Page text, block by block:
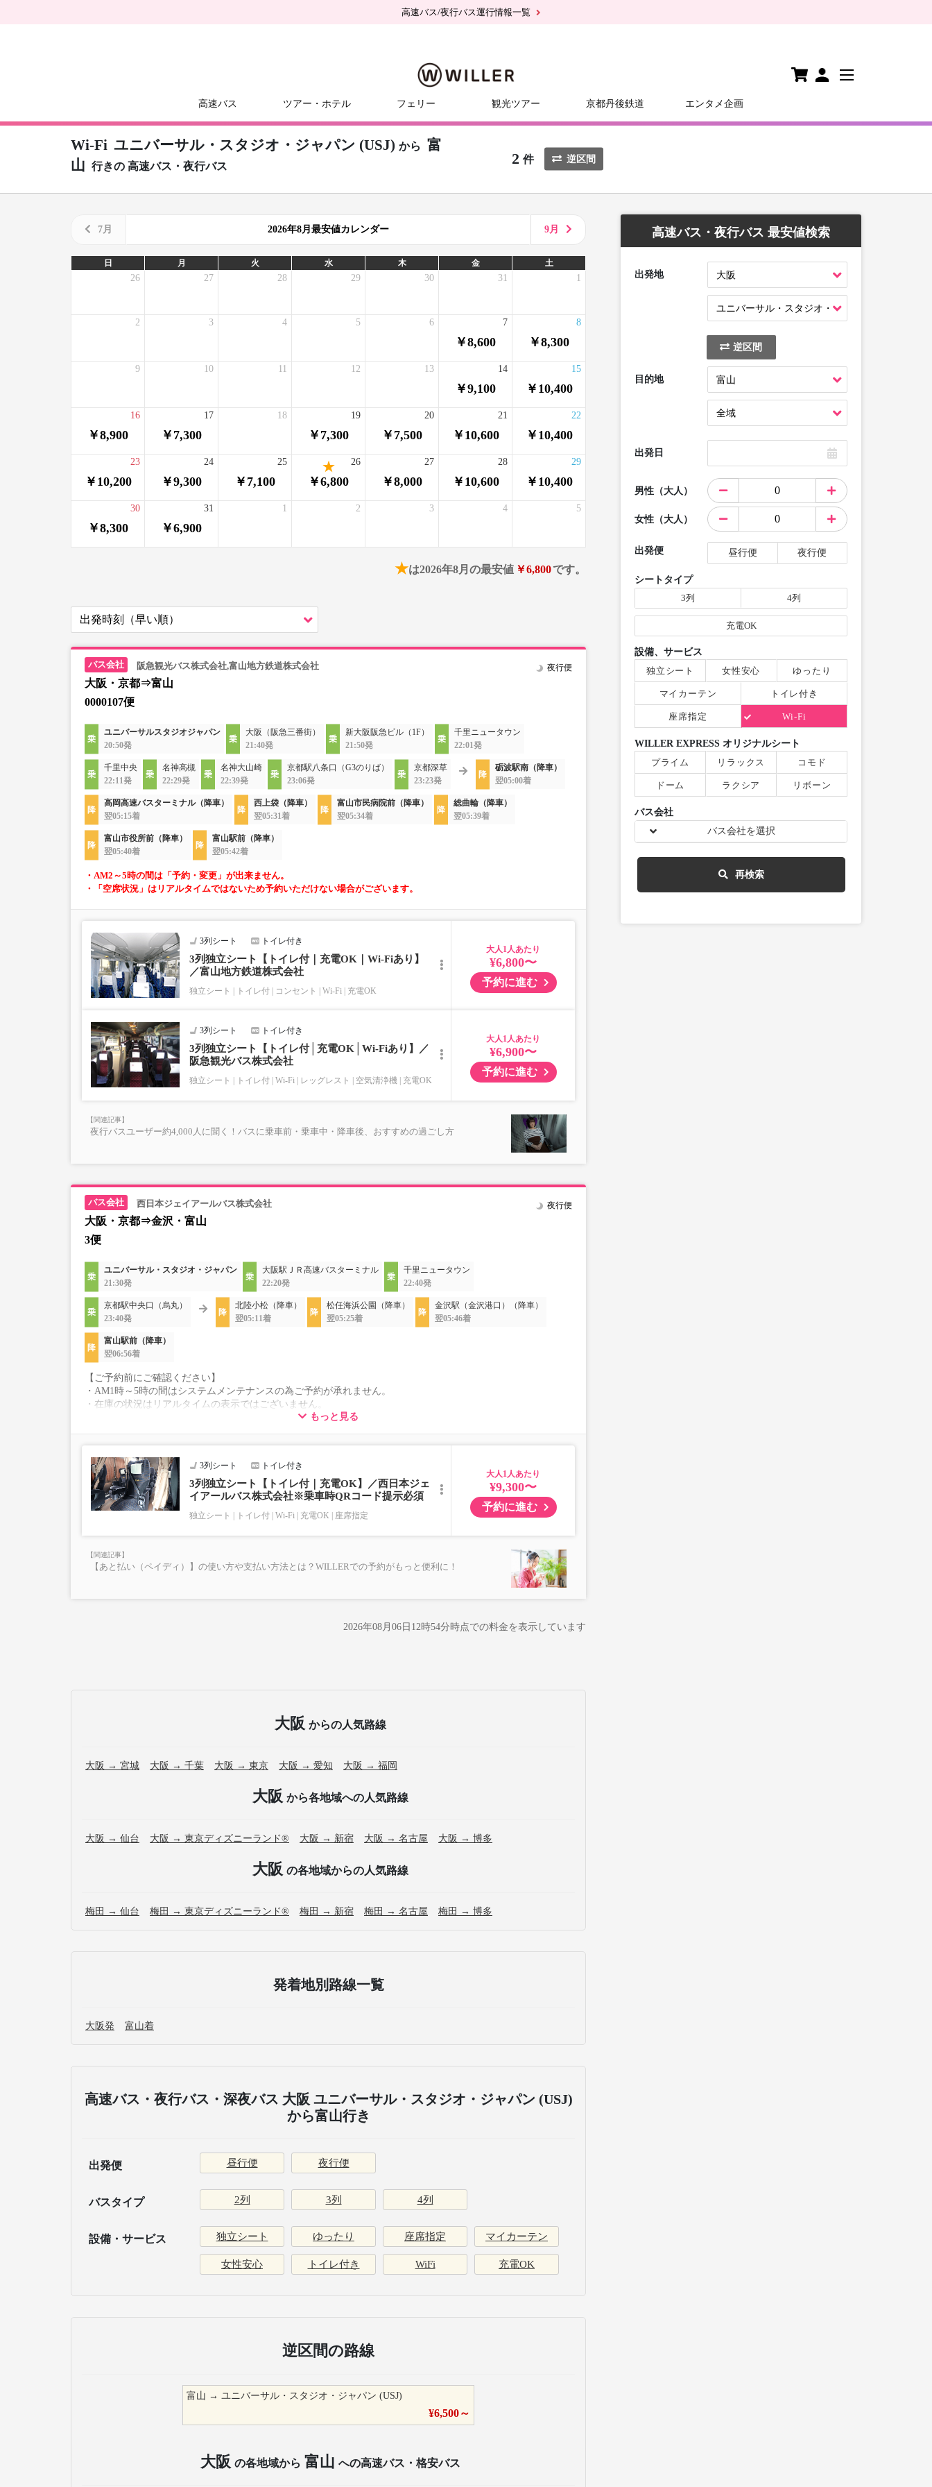
高速バス/夜行バス運行情報一覧
高速バス ツアー・ホテル フェリー 観光ツアー 京都丹後鉄道 エンタメ企画
Wi-Fi ユニバーサル・スタジオ・ジャパン (USJ) から
富
山 行きの 高速バス・夜行バス 2 件 逆区間
7月 2026年8月最安値カレンダー 9月
日 月 火 水 木 金 土
26 27 28 29 30 31 1
2 3 4 5 6
￥8,600
7
￥8,300
8
9 10 11 12 13
￥9,100
14
￥10,400
15
￥8,900
16
￥7,300
17 18
￥7,300
19
￥7,500
20
￥10,600
21
￥10,400
22
￥10,200
23
￥9,300
24
￥7,100
25
￥6,800
26
￥8,000
27
￥10,600
28
￥10,400
29
￥8,300
30
￥6,900
31 1 2 3 4 5
★は2026年8月の最安値 ￥6,800です。
阪急観光バス株式会社,富山地方鉄道株式会社
大阪・京都⇒富山
0000107便
夜行便
ユニバーサルスタジオジャパン
20:50発
大阪（阪急三番街）
21:40発
新大阪阪急ビル（1F）
21:50発
千里ニュータウン
22:01発
千里中央
22:11発
名神高槻
22:29発
名神大山崎
22:39発
京都駅八条口（G3のりば）
23:06発
京都深草
23:23発
砺波駅南（降車）
翌05:00着
高岡高速バスターミナル（降車）
翌05:15着
西上袋（降車）
翌05:31着
富山市民病院前（降車）
翌05:34着
総曲輪（降車）
翌05:39着
富山市役所前（降車）
翌05:40着
富山駅前（降車）
翌05:42着
・AM2～5時の間は「予約・変更」が出来ません。
・「空席状況」はリアルタイムではないため予約いただけない場合がございます。
3列シート トイレ付き
3列独立シート【トイレ付｜充電OK｜Wi-Fiあり】
／富山地方鉄道株式会社
独立シート トイレ付 コンセント Wi-Fi 充電OK
大人
¥6,800〜
予約に進む
3列シート トイレ付き
3列独立シート【トイレ付│充電OK│Wi-Fiあり】／
阪急観光バス株式会社
独立シート トイレ付 Wi-Fi レッグレスト 空気清浄機 充電OK
大人
¥6,900〜
予約に進む
夜行バスユーザー約4,000人に聞く！バスに乗車前・乗車中・降車後、おすすめの過ごし方
西日本ジェイアールバス株式会社
大阪・京都⇒金沢・富山
3便
夜行便
ユニバーサル・スタジオ・ジャパン
21:30発
大阪駅ＪＲ高速バスターミナル
22:20発
千里ニュータウン
22:40発
京都駅中央口（烏丸）
23:40発
北陸小松（降車）
翌05:11着
松任海浜公園（降車）
翌05:25着
金沢駅（金沢港口）（降車）
翌05:46着
富山駅前（降車）
翌06:56着
【ご予約前にご確認ください】
・AM1時～5時の間はシステムメンテナンスの為ご予約が承れません。
・在庫の状況はリアルタイムの表示ではございません。
※売り切れの場合でも残数が表示される場合があります。
す。
・こちらの路線はキャンセル以外の購入後の変更が一切承れませんので予めご了承ください。
・シニア・乳幼児料金はございません。
シニアの方は「大人」、乳幼児の方は「幼児」を選択いただきご予約にお進みください。
※乳幼児を選択した場合、座席確保はございません。
乗車定員遵守のため乗車券をお持ちで無い「乳幼児」の乗車をお断りする場合があります。
・学生料金選択の方は必ず乗車時に「学生証（日本の学校法人在籍に限る）」をご提示ください。
ご提示頂けない場合は大人料金との差額をお支払い頂く場合がございます。
※路線によっては学生料金の設定がございません。「大人」をご選択ください
・最新の運行状況は運行会社HPを御覧ください。
もっと見る
3列シート トイレ付き
3列独立シート【トイレ付｜充電OK】／西日本ジェ
イアールバス株式会社※乗車時QRコード提示必須
独立シート トイレ付 Wi-Fi 充電OK 座席指定
大人
¥9,300〜
予約に進む
【あと払い（ペイディ）】の使い方や支払い方法とは？WILLERでの予約がもっと便利に！
2026年08月06日12時54分時点での料金を表示しています
大阪 からの人気路線
大阪 → 宮城 大阪 → 千葉 大阪 → 東京 大阪 → 愛知 大阪 → 福岡
大阪 から各地域への人気路線
大阪 → 仙台 大阪 → 東京ディズニーランド® 大阪 → 新宿 大阪 → 名古屋 大阪 → 博多
大阪 の各地域からの人気路線
梅田 → 仙台 梅田 → 東京ディズニーランド® 梅田 → 新宿 梅田 → 名古屋 梅田 → 博多
発着地別路線一覧
大阪発 富山着
高速バス・夜行バス・深夜バス 大阪 ユニバーサル・スタジオ・ジャパン (USJ)
から富山行き
出発便 昼行便 夜行便
バスタイプ 2列 3列 4列
設備・サービス 独立シート ゆったり 座席指定 マイカーテン
女性安心 トイレ付き WiFi 充電OK
逆区間の路線
富山 →ユニバーサル・スタジオ・ジャパン (USJ)
¥6,500～
大阪 の各地域から 富山 への高速バス・格安バス
高速バス・夜行バス 最安値検索
出発地
逆区間
目的地
出発日
男性（大人）
女性（大人）
出発便 昼行便 夜行便
シートタイプ
3列
4列
充電OK
設備、サービス
独立シート
女性安心 ゆったり
マイカーテン トイレ付き
座席指定 Wi-Fi
WILLER EXPRESS オリジナルシート
プライム
リラックス コモド
ドーム ラクシア リボーン
バス会社
バス会社を選択
再検索